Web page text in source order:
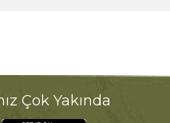
Çok Yakında